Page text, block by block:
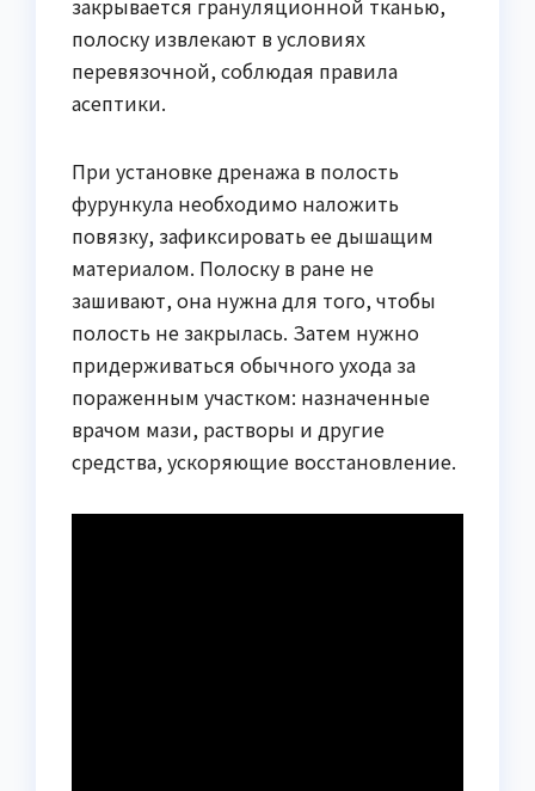
закрывается грануляционной тканью,
полоску извлекают в условиях
перевязочной, соблюдая правила
асептики.
При установке дренажа в полость
фурункула необходимо наложить
повязку, зафиксировать ее дышащим
материалом. Полоску в ране не
зашивают, она нужна для того, чтобы
полость не закрылась. Затем нужно
придерживаться обычного ухода за
пораженным участком: назначенные
врачом мази, растворы и другие
средства, ускоряющие восстановление.